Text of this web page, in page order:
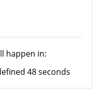
happen in:
48 seconds